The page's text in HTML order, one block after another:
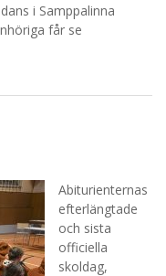
i Samppalinna
får se
Abiturienternas
efterlängtade
och sista
officiella
skoldag,